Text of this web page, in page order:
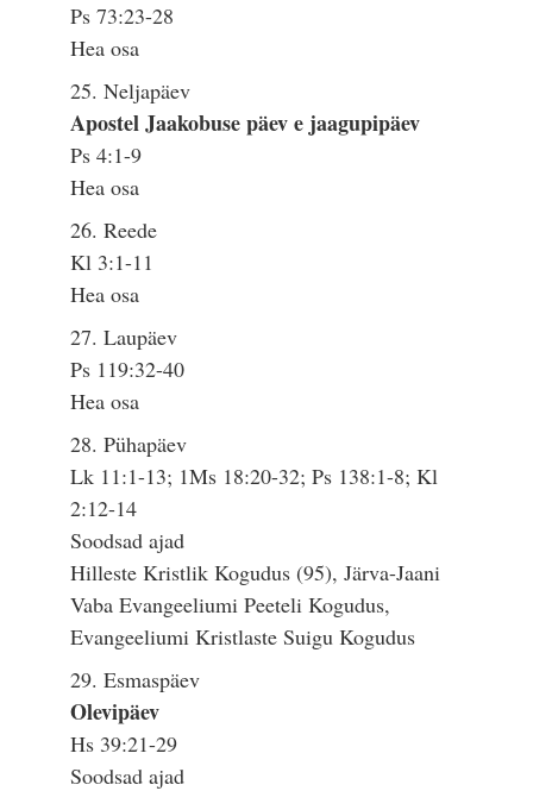
Ps 73:23-28
Hea osa
25. Neljapäev
Apostel Jaakobuse päev e jaagupipäev
Ps 4:1-9
Hea osa
26. Reede
Kl 3:1-11
Hea osa
27. Laupäev
Ps 119:32-40
Hea osa
28. Pühapäev
Lk 11:1-13; 1Ms 18:20-32; Ps 138:1-8; Kl
2:12-14
Soodsad ajad
Hilleste Kristlik Kogudus (95), Järva-Jaani
Vaba Evangeeliumi Peeteli Kogudus,
Evangeeliumi Kristlaste Suigu Kogudus
29. Esmaspäev
Olevipäev
Hs 39:21-29
Soodsad ajad